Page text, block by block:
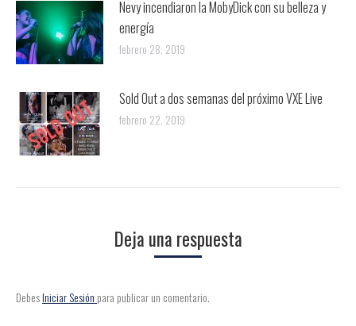
Nevy incendiaron la MobyDick con su belleza y
energía
febrero 28, 2019
Sold Out a dos semanas del próximo VXE Live
febrero 22, 2019
Deja una respuesta
DebesIniciar Sesión para publicar un comentario.